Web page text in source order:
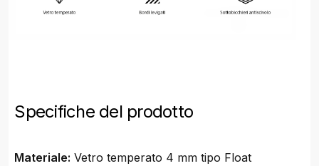
Specifiche del prodotto
Materiale: Vetro temperato 4 mm tipo Float